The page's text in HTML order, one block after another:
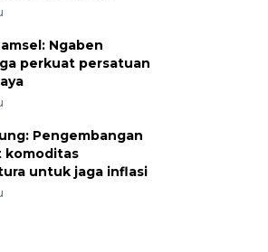
Ngaben
perkuat persatuan
Pengembangan
komoditas
untuk jaga inflasi